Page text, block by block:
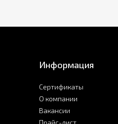
Информация
Сертификаты
О компании
Вакансии
Прайс-лист